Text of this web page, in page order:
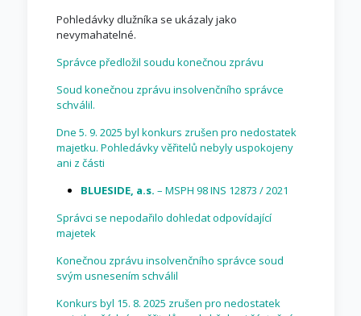
Pohledávky dlužníka se ukázaly jako
nevymahatelné.
Správce předložil soudu konečnou zprávu
Soud konečnou zprávu insolvenčního správce
schválil.
Dne 5. 9. 2025 byl konkurs zrušen pro nedostatek
majetku. Pohledávky věřitelů nebyly uspokojeny
ani z části
BLUESIDE, a.s. – MSPH 98 INS 12873 / 2021
Správci se nepodařilo dohledat odpovídající
majetek
Konečnou zprávu insolvenčního správce soud
svým usnesením schválil
Konkurs byl 15. 8. 2025 zrušen pro nedostatek